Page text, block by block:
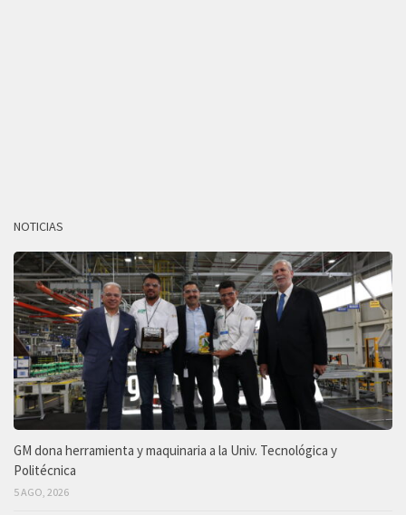
NOTICIAS
GM dona herramienta y maquinaria a la Univ. Tecnológica y
Politécnica
5 AGO, 2026